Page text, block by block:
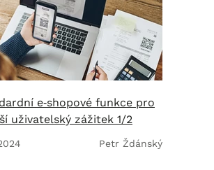
e‑shopové funkce pro
uživatelský zážitek 1/2
Petr Ždánský